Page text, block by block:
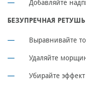
Добавляйте
БЕЗУПРЕЧНАЯ
Выравнивайте
Удаляйте
Убирайте эффект